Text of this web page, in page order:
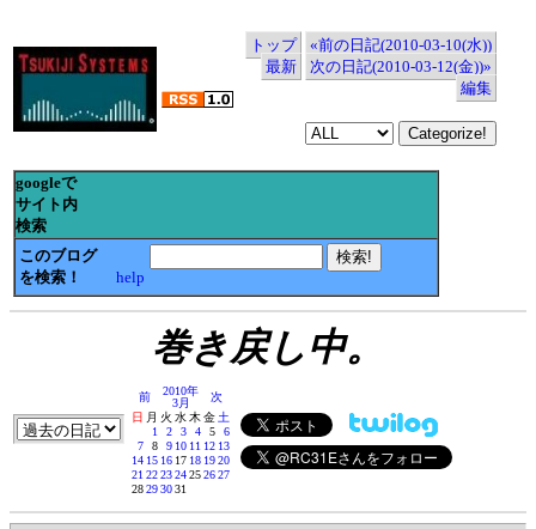
トップ
«前の日記(2010-03-10(水))
最新
次の日記(2010-03-12(金))»
編集
googleで
サイト内
検索
このブログ
を検索！
help
巻き戻し中。
前
2010年
3月
次
日 月 火 水木金土
1
2 3 4 5
6
7
8 9 10 11 12 13
14 15 16 17 18 1920
21222324252627
28293031